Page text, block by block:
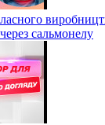
сальмонелу